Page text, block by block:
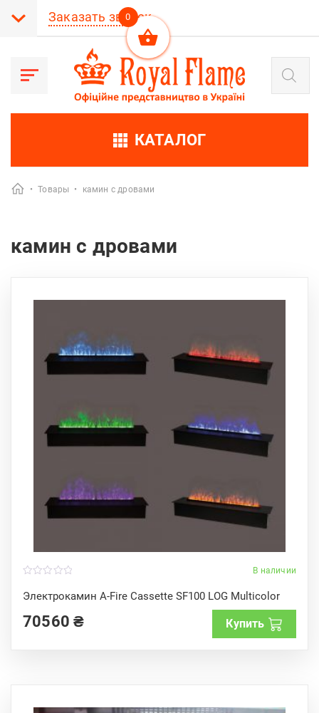
Заказать звонок
Поиск
товаров
КАТАЛОГ
• Товары • камин с дровами
камин с дровами
В наличии
Электрокамин A-Fire Cassette SF100 LOG Multicolor
o
u
o
f
70560₴ Купить
0